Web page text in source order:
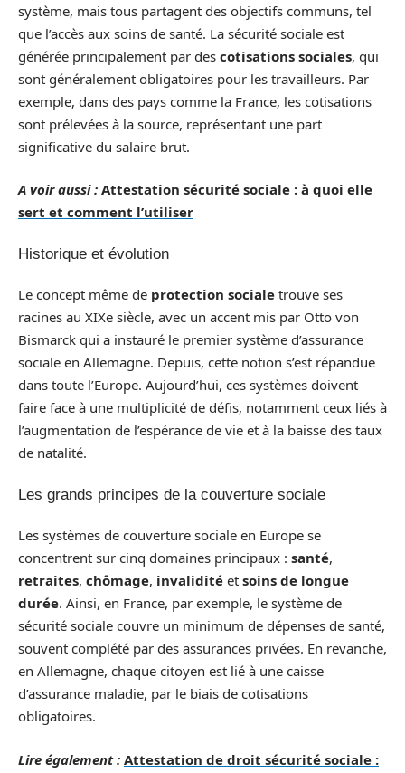
système, mais tous partagent des objectifs communs, tel
que l’accès aux soins de santé. La sécurité sociale est
générée principalement par des cotisations sociales, qui
sont généralement obligatoires pour les travailleurs. Par
exemple, dans des pays comme la France, les cotisations
sont prélevées à la source, représentant une part
significative du salaire brut.
A voir aussi : Attestation sécurité sociale : à quoi elle
sert et comment l’utiliser
Historique et évolution
Le concept même de protection sociale trouve ses
racines au XIXe siècle, avec un accent mis par Otto von
Bismarck qui a instauré le premier système d’assurance
sociale en Allemagne. Depuis, cette notion s’est répandue
dans toute l’Europe. Aujourd’hui, ces systèmes doivent
faire face à une multiplicité de défis, notamment ceux liés à
l’augmentation de l’espérance de vie et à la baisse des taux
de natalité.
Les grands principes de la couverture sociale
Les systèmes de couverture sociale en Europe se
concentrent sur cinq domaines principaux : santé,
retraites, chômage, invalidité et soins de longue
durée. Ainsi, en France, par exemple, le système de
sécurité sociale couvre un minimum de dépenses de santé,
souvent complété par des assurances privées. En revanche,
en Allemagne, chaque citoyen est lié à une caisse
d’assurance maladie, par le biais de cotisations
obligatoires.
Lire également : Attestation de droit sécurité sociale :